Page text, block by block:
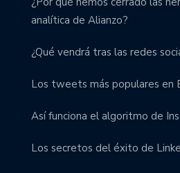
analítica de Alianzo?
¿Qué vendrá tras las redes
Los tweets más populares en
Así funciona el algoritmo de
Los secretos del éxito de